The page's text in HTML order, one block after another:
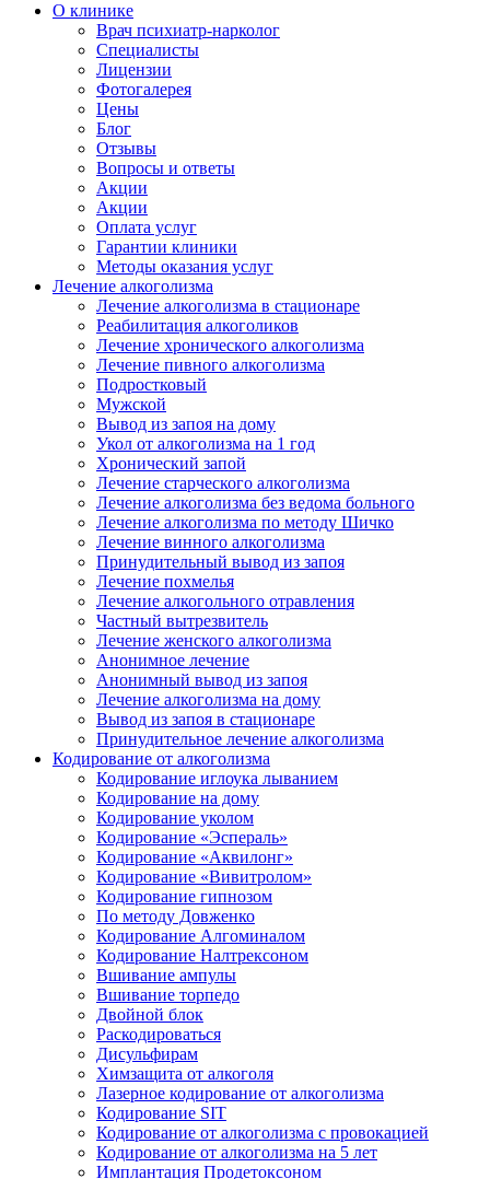
О клинике
Врач психиатр-нарколог
Специалисты
Лицензии
Фотогалерея
Цены
Блог
Отзывы
Вопросы и ответы
Акции
Акции
Оплата услуг
Гарантии клиники
Методы оказания услуг
Лечение алкоголизма
Лечение алкоголизма в стационаре
Реабилитация алкоголиков
Лечение хронического алкоголизма
Лечение пивного алкоголизма
Подростковый
Мужской
Вывод из запоя на дому
Укол от алкоголизма на 1 год
Хронический запой
Лечение старческого алкоголизма
Лечение алкоголизма без ведома больного
Лечение алкоголизма по методу Шичко
Лечение винного алкоголизма
Принудительный вывод из запоя
Лечение похмелья
Лечение алкогольного отравления
Частный вытрезвитель
Лечение женского алкоголизма
Анонимное лечение
Анонимный вывод из запоя
Лечение алкоголизма на дому
Вывод из запоя в стационаре
Принудительное лечение алкоголизма
Кодирование от алкоголизма
Кодирование иглоука лыванием
Кодирование на дому
Кодирование уколом
Кодирование «Эспераль»
Кодирование «Аквилонг»
Кодирование «Вивитролом»
Кодирование гипнозом
По методу Довженко
Кодирование Алгоминалом
Кодирование Налтрексоном
Вшивание ампулы
Вшивание торпедо
Двойной блок
Раскодироваться
Дисульфирам
Химзащита от алкоголя
Лазерное кодирование от алкоголизма
Кодирование SIT
Кодирование от алкоголизма с провокацией
Кодирование от алкоголизма на 5 лет
Имплантация Продетоксоном